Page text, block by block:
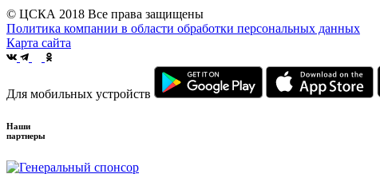
© ЦСКА 2018 Все права защищены
Политика компании в области обработки персональных данных
Карта сайта
Для мобильных устройств
Наши
партнеры